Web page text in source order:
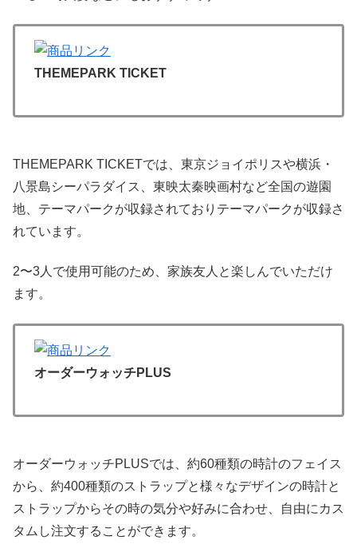
THEMEPARK TICKET
THEMEPARK TICKETでは、東京ジョイポリスや横浜・
八景島シーパラダイス、東映太秦映画村など全国の遊園
地、テーマパークが収録されておりテーマパークが収録さ
れています。
2〜3人で使用可能のため、家族友人と楽しんでいただけ
ます。
オーダーウォッチPLUS
オーダーウォッチPLUSでは、約60種類の時計のフェイス
から、約400種類のストラップと様々なデザインの時計と
ストラップからその時の気分や好みに合わせ、自由にカス
タムし注文することができます。